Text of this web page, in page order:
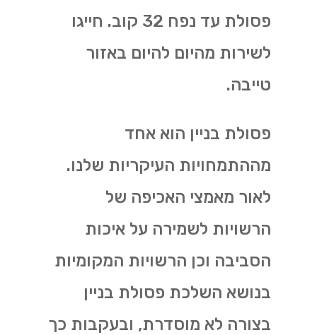
פסולת עד נפח 32 קוב. חייגו
לשירות מהיום להיום באזור
טייבה.
פסולת בניין הוא אחד
מההתמחויות העיקריות שלנו.
לאור מאמצי האכיפה של
הרשויות לשמירה על איכות
הסביבה וכן הרשויות המקומיות
בנושא השלכת פסולת בניין
בצורה לא מוסדרת, ובעקבות כך